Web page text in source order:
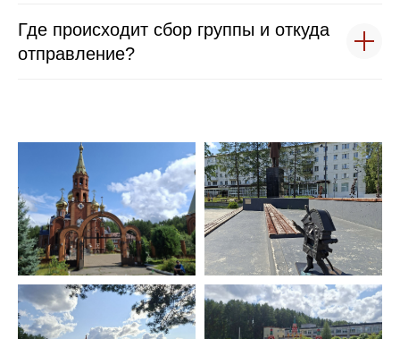
Где происходит сбор группы и откуда
отправление?